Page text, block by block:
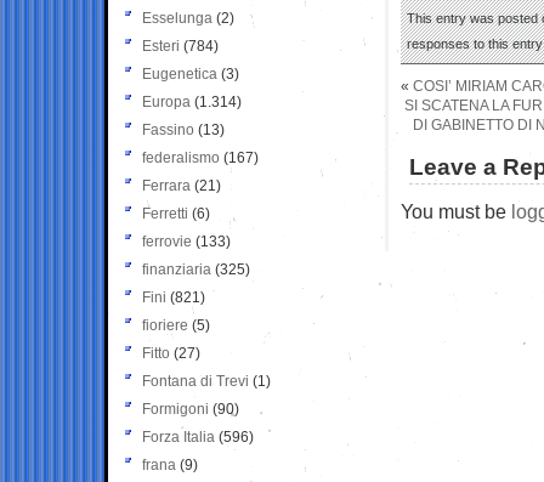
This entry was posted
responses to this
« COSI’ MIRIAM
SI SCATENA LA
DI GABINETTO DI
Leave a
You must be
Esselunga (2)
Esteri (784)
Eugenetica (3)
Europa (1.314)
Fassino (13)
federalismo (167)
Ferrara (21)
Ferretti (6)
ferrovie (133)
finanziaria (325)
Fini (821)
fioriere (5)
Fitto (27)
Fontana di Trevi (1)
Formigoni (90)
Forza Italia (596)
frana (9)